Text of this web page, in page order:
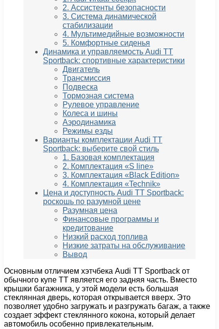
2. Ассистенты безопасности
3. Система динамической
стабилизации
4. Мультимедийные возможности
5. Комфортные сиденья
Динамика и управляемость Audi TT
Sportback: спортивные характеристики
Двигатель
Трансмиссия
Подвеска
Тормозная система
Рулевое управление
Колеса и шины
Аэродинамика
Режимы езды
Варианты комплектации Audi TT
Sportback: выберите свой стиль
1. Базовая комплектация
2. Комплектация «S line»
3. Комплектация «Black Edition»
4. Комплектация «Technik»
Цена и доступность Audi TT Sportback:
роскошь по разумной цене
Разумная цена
Финансовые программы и
кредитование
Низкий расход топлива
Низкие затраты на обслуживание
Вывод
Основным отличием хэтчбека Audi TT Sportback от
обычного купе TT является его задняя часть. Вместо
крышки багажника, у этой модели есть большая
стеклянная дверь, которая открывается вверх. Это
позволяет удобно загружать и разгружать багаж, а также
создает эффект стеклянного кокона, который делает
автомобиль особенно привлекательным.